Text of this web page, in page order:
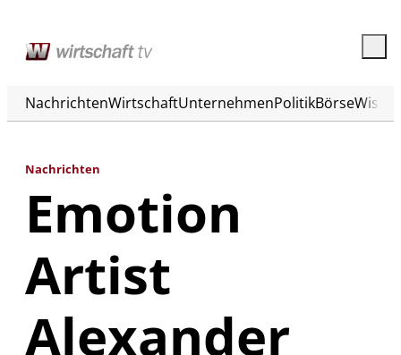
NachrichtenWirtschaftUnternehmenPolitikBörse
Nachrichten
Emotion
Artist
Alexander